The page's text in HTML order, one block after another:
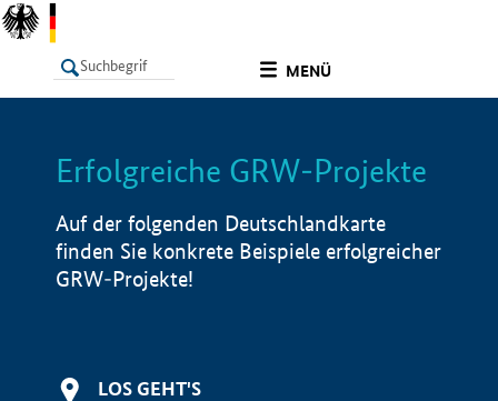
MENÜ
LISTE Info
Erfolgreiche GRW-Projekte
Auf der folgenden Deutschlandkarte
finden Sie konkrete Beispiele erfolgreicher
GRW-Projekte!
LOS GEHT'S